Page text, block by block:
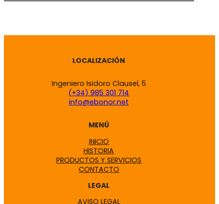
LOCALIZACIÓN
Ingeniero Isidoro Clausel, 5
(+34) 985 301 714
info@ebonor.net
MENÚ
INICIO
HISTORIA
PRODUCTOS Y SERVICIOS
CONTACTO
LEGAL
AVISO LEGAL